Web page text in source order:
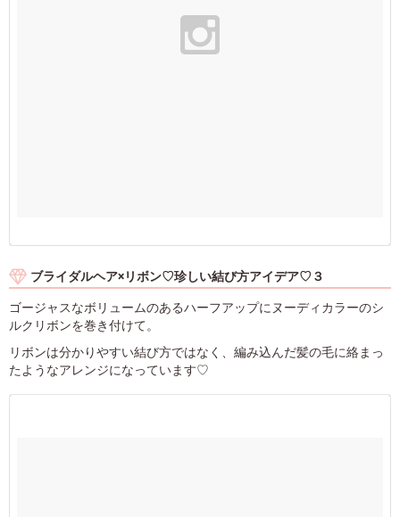
ブライダルヘア×リボン♡珍しい結び方アイデア♡３
ゴージャスなボリュームのあるハーフアップにヌーディカラーのシ
ルクリボンを巻き付けて。
リボンは分かりやすい結び方ではなく、編み込んだ髪の毛に絡まっ
たようなアレンジになっています♡